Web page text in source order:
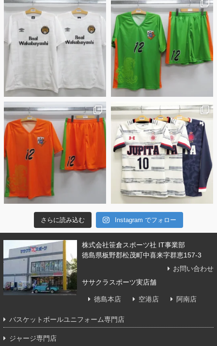
さらに読み込む Instagram でフォロー
株式会社笹倉スポーツ社 IT事業部
徳島県板野郡松茂町中喜来字群恵157-3
お問い合わせ
ササクラスポーツ実店舗
徳島本店 空港店 阿南店
バスケットボールユニフォーム専門店
ジャージ専門店